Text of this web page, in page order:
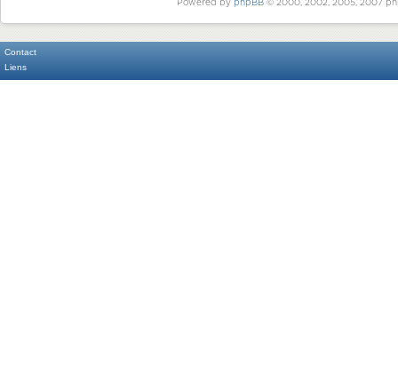
Powered by phpBB© 2000, 2002, 2005, 2007
Contact
Liens